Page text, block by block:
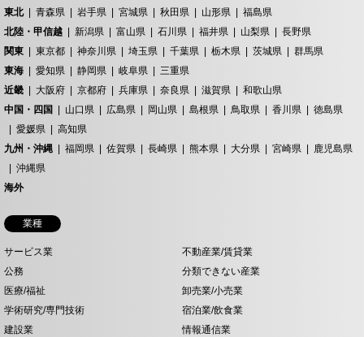
東北
青森県 岩手県 宮城県 秋田県 山形県
福島県
北陸・甲信越
新潟県 富山県 石川県 福井県 山梨県
長野県
関東
東京都 神奈川県 埼玉県 千葉県 栃木県 茨城県
群馬県
東海
愛知県 静岡県 岐阜県
三重県
近畿
大阪府 京都府 兵庫県 奈良県 滋賀県
和歌山県
中国・四国
山口県 広島県 岡山県 島根県 鳥取県 香川県
徳島県
愛媛県
高知県
九州・沖縄
福岡県 佐賀県 長崎県 熊本県 大分県 宮崎県
鹿児島県
沖縄県
海外
業種
サービス業
不動産業/賃貸業
公務
分類できない産業
医療/福祉
卸売業/小売業
学術研究/専門技術
宿泊業/飲食業
建設業
情報通信業